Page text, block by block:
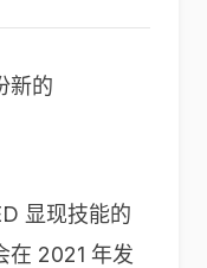
新的
显现技能的
在 2021 年发